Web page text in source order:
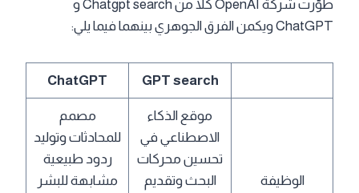
طوّرت شركة OpenAI كلاً من Chatgpt search و
ChatGPT ويكمن الفرق الجوهري بينهما فيما يلي:
GPT search
ChatGPT
الوظيفة
موقع الذكاء
الاصطناعي في
تحسين محركات
البحث وتقديم
مصمم
للمحادثات وتوليد
ردود طبيعية
مشابهة للبشر